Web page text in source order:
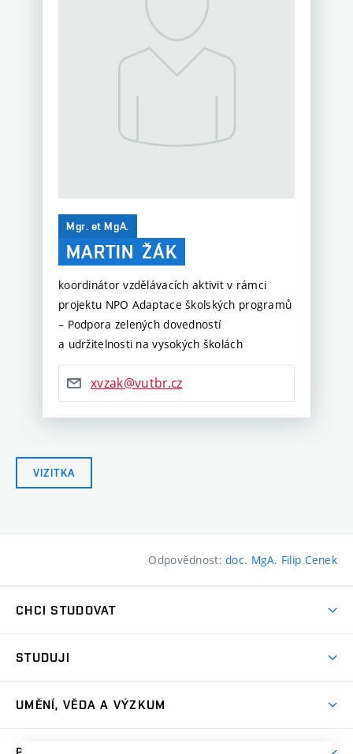
Mgr. et MgA.
MARTIN ŽÁK
koordinátor vzdělávacích aktivit v rámci
projektu NPO Adaptace školských programů
– Podpora zelených dovedností
a udržitelnosti na vysokých školách
xvzak@vutbr.cz
VIZITKA
Odpovědnost:doc. MgA. Filip Cenek
CHCI STUDOVAT
Přijímačky
Dny otevřených dveří
STUDUJI
Časový plán studia
UMĚNÍ, VĚDA A VÝZKUM